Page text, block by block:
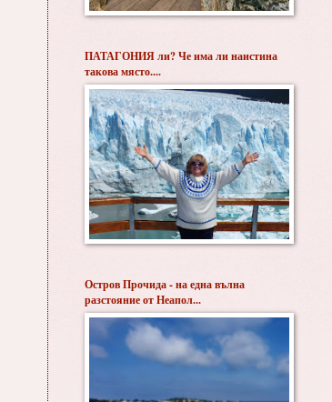
ПАТАГОНИЯ ли? Че има ли наистина
такова място....
Остров Прочида - на една вълна
разстояние от Неапол...